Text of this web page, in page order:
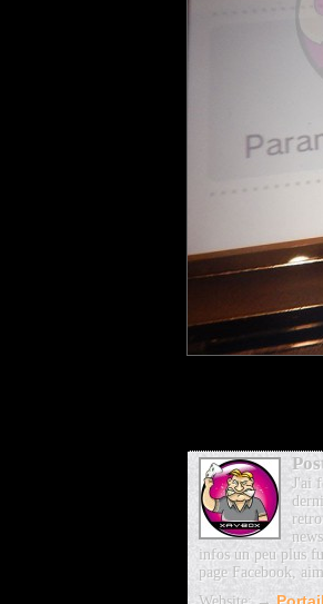
J'ai
infos un peu plus
page Facebook,